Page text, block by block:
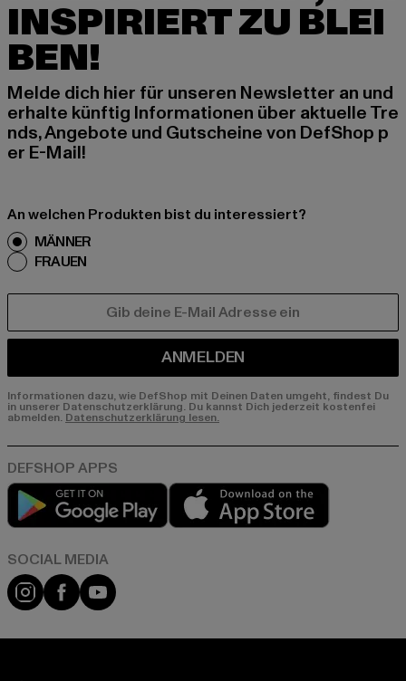
INSPIRIERT ZU BLEI
BEN!
Melde dich hier für unseren Newsletter an und
erhalte künftig Informationen über aktuelle Tre
nds, Angebote und Gutscheine von DefShop p
er E-Mail!
An welchen Produkten bist du interessiert?
MÄNNER
FRAUEN
ANMELDEN
Informationen dazu, wie DefShop mit Deinen Daten umgeht, findest Du
in unserer Datenschutzerklärung. Du kannst Dich jederzeit kostenfei
abmelden. Datenschutzerklärung lesen.
Play market
Instagram
FacebookYouTube